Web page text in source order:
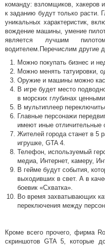
команду: взломщиков, хакеров
к заданию будут только расти.
уникальных характеристик,
вождение машины, умение
является лучшим
водителем.Перечислим другие
Можно покупать бизнес и
Можно менять татуировки,
Оружие и машины можно
В игре будет место
в морских глубинах
В мультиплеер
Главные персонажи
имеют иные отличительные
Жителей города станет в 5
игрушке, GTA 4.
Телефон, используемый
медиа, Интернет, камеру,
В гейме будут события,
выходивших в свет. А в
боевик «Схватка».
Во время захватывающих
переключения между
Кроме всего прочего, фирма
скриншотов GTA 5, которые